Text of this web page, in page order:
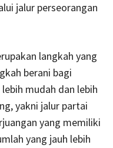
jalur perseorangan
langkah yang
berani bagi
mudah dan lebih
yakni jalur partai
yang memiliki
yang jauh lebih